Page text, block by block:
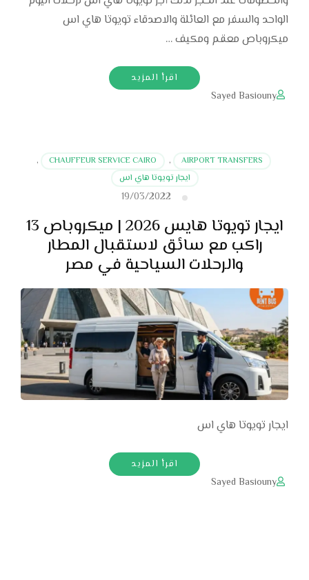
الواحد والسفر مع العائلة والاصدقاء تويوتا هاي اس
ميكروباص معقم ومكيف …
اقرأ المزيد
Sayed Basiouny
AIRPORT TRANSFERS
,
CHAUFFEUR SERVICE CAIRO
,
ايجار تويوتا هاي اس
19/03/2022
ايجار تويوتا هايس 2026 | ميكروباص 13
راكب مع سائق لاستقبال المطار
والرحلات السياحية في مصر
ايجار تويوتا هاي اس
اقرأ المزيد
Sayed Basiouny